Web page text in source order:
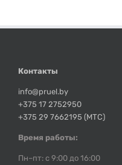
Контакты
info@pruel.by
+375 17 2752950
+375 29 7662195 (МТС)
Время работы:
Пн–пт: с 9:00 до 16:00